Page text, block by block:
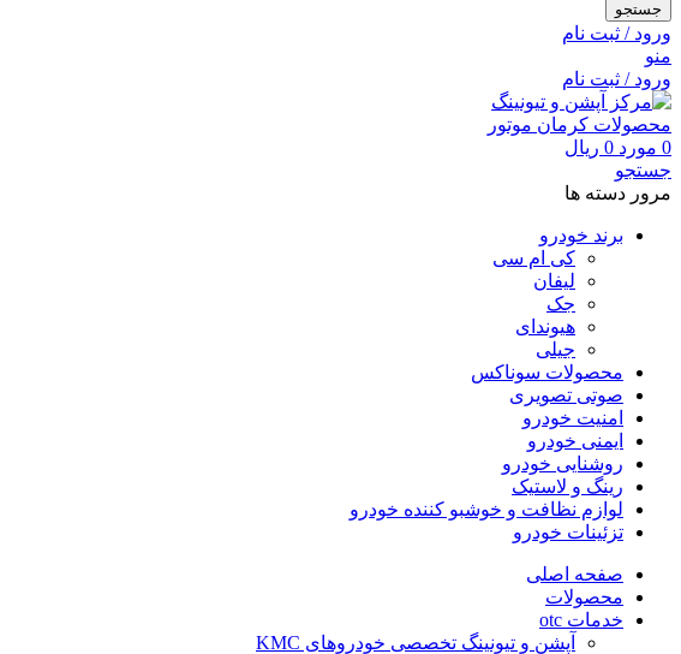
جستجو
ورود / ثبت نام
منو
ورود / ثبت نام
0 مورد 0 ریال
جستجو
مرور دسته ها
برند خودرو
کی ام سی
لیفان
جک
هیوندای
جیلی
محصولات سوناکس
صوتی تصویری
امنیت خودرو
ایمنی خودرو
روشنایی خودرو
رینگ و لاستیک
لوازم نظافت و خوشبو کننده خودرو
تزئینات خودرو
صفحه اصلی
محصولات
خدمات otc
آپشن و تیونینگ تخصصی خودروهای KMC